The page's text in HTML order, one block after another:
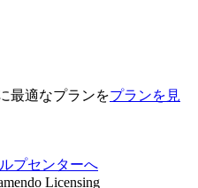
最適なプランをプランを見
プセンターへ
Licensing